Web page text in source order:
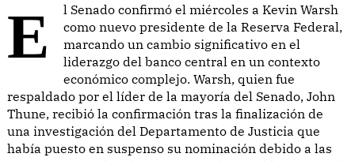
El Senado confirmó el miércoles a Kevin Warsh
como nuevo presidente de la Reserva Federal,
marcando un cambio significativo en el
liderazgo del banco central en un contexto
económico complejo. Warsh, quien fue
respaldado por el líder de la mayoría del Senado, John
Thune, recibió la confirmación tras la finalización de
una investigación del Departamento de Justicia que
había puesto en suspenso su nominación debido a las